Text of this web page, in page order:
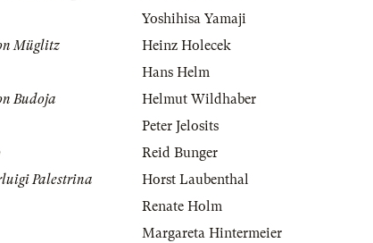
Yoshihisa Yamaji
Müglitz
Heinz Holecek
Hans Helm
Budoja
Helmut Wildhaber
Peter Jelosits
Reid Bunger
Palestrina
Horst Laubenthal
Renate Holm
Margareta Hintermeier